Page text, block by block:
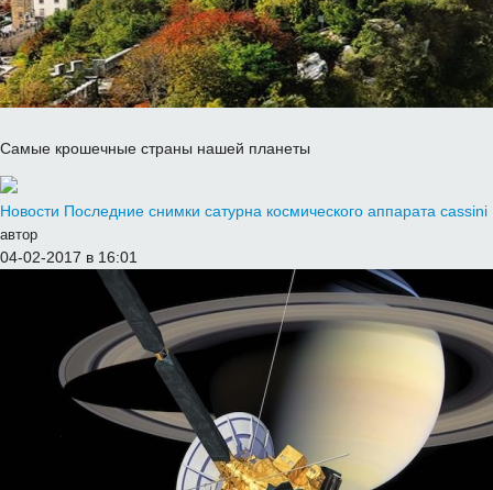
Самые крошечные страны нашей планеты
Новости Последние снимки сатурна космического аппарата cassini
автор
04-02-2017 в 16:01